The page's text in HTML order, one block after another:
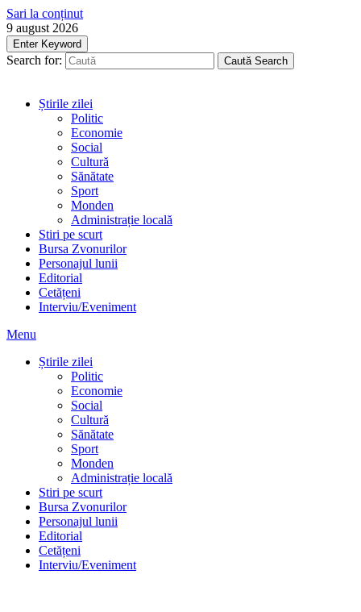
Sari la conținut
9 august 2026
Enter Keyword
Search for: Caută Search
Știrile zilei
Politic
Economie
Social
Cultură
Sănătate
Sport
Monden
Administrație locală
Stiri pe scurt
Bursa Zvonurilor
Personajul lunii
Editorial
Cetățeni
Interviu/Eveniment
Menu
Știrile zilei
Politic
Economie
Social
Cultură
Sănătate
Sport
Monden
Administrație locală
Stiri pe scurt
Bursa Zvonurilor
Personajul lunii
Editorial
Cetățeni
Interviu/Eveniment